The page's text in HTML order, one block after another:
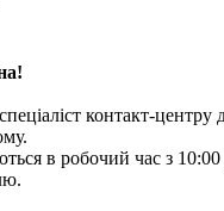
контакт-центру
в робочий час з